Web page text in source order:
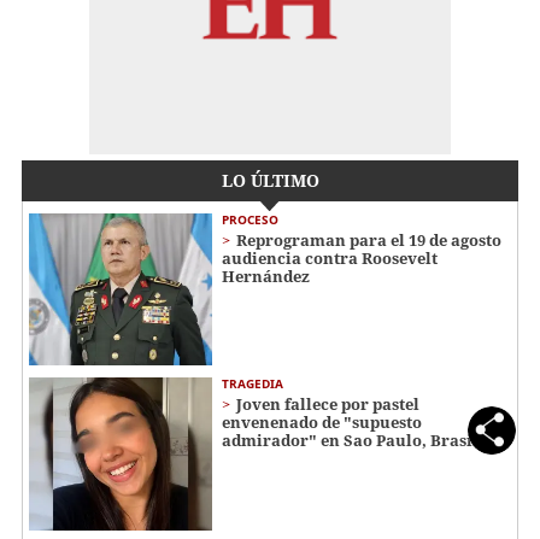
LO ÚLTIMO
PROCESO
Reprograman para el 19 de agosto
audiencia contra Roosevelt
Hernández
TRAGEDIA
Joven fallece por pastel
envenenado de "supuesto
admirador" en Sao Paulo, Brasil